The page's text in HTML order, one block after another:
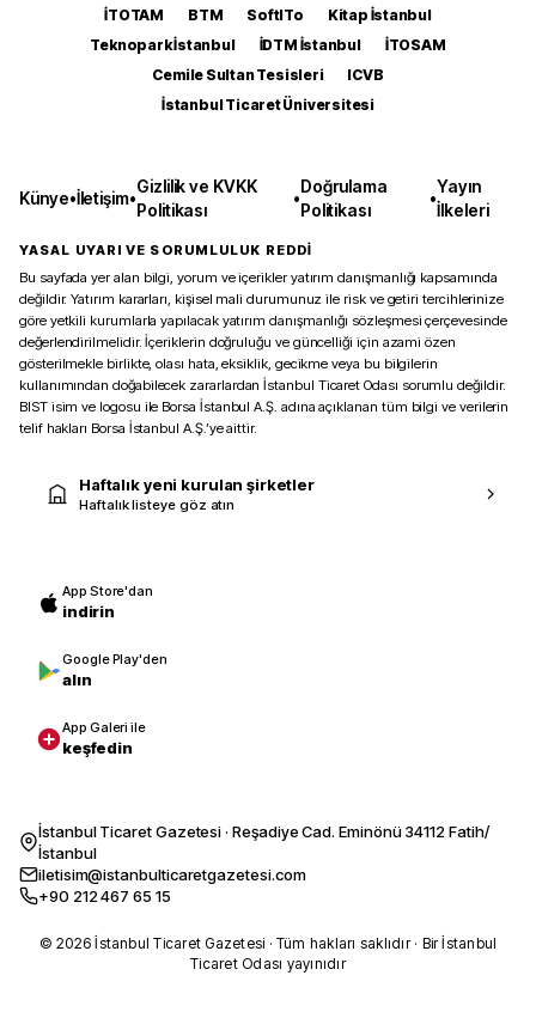
İTOTAM BTM SoftITo
Kitap İstanbul
Teknopark İstanbul
İDTM İstanbul
İTOSAM
Cemile Sultan Tesisleri
ICVB
İstanbul Ticaret Üniversitesi
Künye•İletişim•
Gizlilik ve KVKK
Politikası
•
Doğrulama
Politikası
•
Yayın
İlkeleri
YASAL UYARI VE SORUMLULUK REDDİ
Bu sayfada yer alan bilgi, yorum ve içerikler yatırım danışmanlığı kapsamında
değildir. Yatırım kararları, kişisel mali durumunuz ile risk ve getiri tercihlerinize
göre yetkili kurumlarla yapılacak yatırım danışmanlığı sözleşmesi çerçevesinde
değerlendirilmelidir. İçeriklerin doğruluğu ve güncelliği için azami özen
gösterilmekle birlikte, olası hata, eksiklik, gecikme veya bu bilgilerin
kullanımından doğabilecek zararlardan İstanbul Ticaret Odası sorumlu değildir.
BIST isim ve logosu ile Borsa İstanbul A.Ş. adına açıklanan tüm bilgi ve verilerin
telif hakları Borsa İstanbul A.Ş.’ye aittir.
Haftalık yeni kurulan şirketler
Haftalık listeye göz atın
App Store'dan
indirin
Google Play'den
alın
App Galeri ile
keşfedin
İstanbul Ticaret Gazetesi · Reşadiye Cad. Eminönü 34112 Fatih/
İstanbul
iletisim@istanbulticaretgazetesi.com
+90 212 467 65 15
© 2026 İstanbul Ticaret Gazetesi · Tüm hakları saklıdır · Bir İstanbul
Ticaret Odası yayınıdır